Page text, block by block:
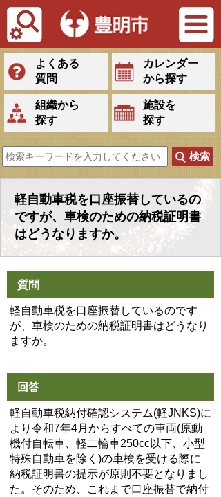
Tiếng Việt
よくある
質問
カレンダー
から探す
組織から
探す
施設を
探す
軽自動車税を口座振替しているの
ですが、車検のための納税証明書
はどうなりますか。
質問
軽自動車税を口座振替しているのです
が、車検のための納税証明書はどうなり
ますか。
回答
軽自動車税納付確認システム(軽JNKS)に
より令和7年4月からすべての車両(原動
機付自転車、軽二輪車250cc以下、小型
特殊自動車を除く)の車検を受ける際に
納税証明書の提示が原則不要となりまし
た。そのため、これまで口座振替で納付